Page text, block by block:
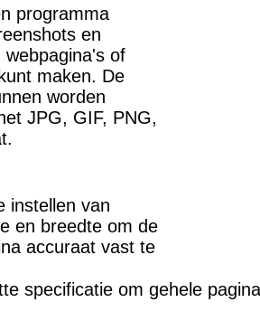
programma
en
of
maken. De
worden
JPG, GIF, PNG,
instellen van
en breedte om de
accuraat vast te
specificatie om gehele